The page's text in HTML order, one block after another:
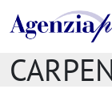
Offerte